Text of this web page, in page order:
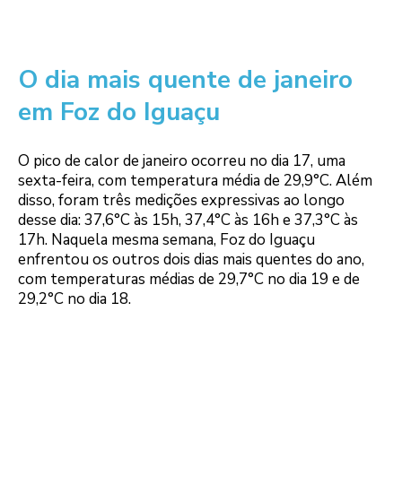
O dia mais quente de janeiro
em Foz do Iguaçu
O pico de calor de janeiro ocorreu no dia 17, uma
sexta-feira, com temperatura média de 29,9°C. Além
disso, foram três medições expressivas ao longo
desse dia: 37,6°C às 15h, 37,4°C às 16h e 37,3°C às
17h. Naquela mesma semana, Foz do Iguaçu
enfrentou os outros dois dias mais quentes do ano,
com temperaturas médias de 29,7°C no dia 19 e de
29,2°C no dia 18.